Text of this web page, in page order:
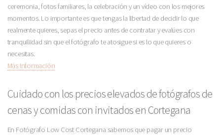
ceremonia, fotos familiares, la celebración y un vídeo con los mejores
momentos. Lo importante es que tengas la libertad de decidir lo que
realmente quieres, sepas el precio antes de contratar y evalúes con
tranquiliidad sin que el fotógrafo te atosigue si es lo que quieres o
necesitas.
Más Información
Cuidado con los precios elevados de fotógrafos de
cenas y comidas con invitados en Cortegana
En Fotógrafo Low Cost Cortegana sabemos que pagar un precio